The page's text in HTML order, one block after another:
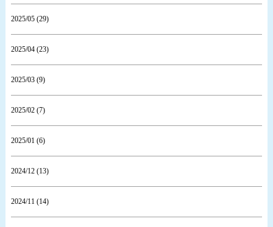
2025/05 (29)
2025/04 (23)
2025/03 (9)
2025/02 (7)
2025/01 (6)
2024/12 (13)
2024/11 (14)